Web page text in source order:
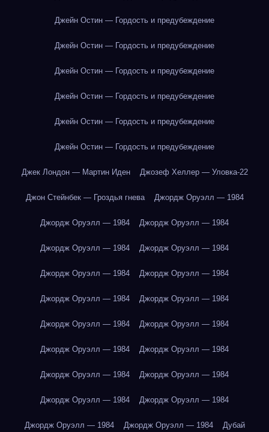
Джейн Остин — Гордость и предубеждение
Джейн Остин — Гордость и предубеждение
Джейн Остин — Гордость и предубеждение
Джейн Остин — Гордость и предубеждение
Джейн Остин — Гордость и предубеждение
Джейн Остин — Гордость и предубеждение
Джек Лондон — Мартин Иден Джозеф Хеллер — Уловка-22
Джон Стейнбек — Гроздья гнева Джордж Оруэлл — 1984
Джордж Оруэлл — 1984 Джордж Оруэлл — 1984
Джордж Оруэлл — 1984 Джордж Оруэлл — 1984
Джордж Оруэлл — 1984 Джордж Оруэлл — 1984
Джордж Оруэлл — 1984 Джордж Оруэлл — 1984
Джордж Оруэлл — 1984 Джордж Оруэлл — 1984
Джордж Оруэлл — 1984 Джордж Оруэлл — 1984
Джордж Оруэлл — 1984 Джордж Оруэлл — 1984
Джордж Оруэлл — 1984 Джордж Оруэлл — 1984
Джордж Оруэлл — 1984 Джордж Оруэлл — 1984 Дубай